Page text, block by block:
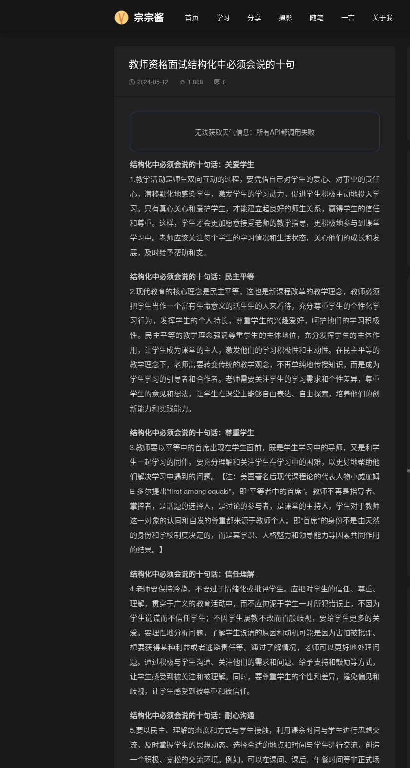
•
宗宗酱 首页 学习 分享 摄影 随笔 一言 关于我
教师资格面试结构化中必须会说的十句
2024-05-12 1,808 0
无法获取天气信息：所有API都调用失败
结构化中必须会说的十句话：关爱学生
1.教学活动是师生双向互动的过程，要凭借自己对学生的爱心、对事业的责任
心，潜移默化地感染学生，激发学生的学习动力，促进学生积极主动地投入学
习。只有真心关心和爱护学生，才能建立起良好的师生关系，赢得学生的信任
和尊重。这样，学生才会更加愿意接受老师的教学指导，更积极地参与到课堂
学习中。老师应该关注每个学生的学习情况和生活状态，关心他们的成长和发
展，及时给予帮助和支。
结构化中必须会说的十句话：民主平等
2.现代教育的核心理念是民主平等，这也是新课程改革的教学理念，教师必须
把学生当作一个富有生命意义的活生生的人来看待，充分尊重学生的个性化学
习行为，发挥学生的个人特长，尊重学生的兴趣爱好，呵护他们的学习积极
性。民主平等的教学理念强调尊重学生的主体地位，充分发挥学生的主体作
用，让学生成为课堂的主人，激发他们的学习积极性和主动性。在民主平等的
教学理念下，老师需要转变传统的教学观念，不再单纯地传授知识，而是成为
学生学习的引导者和合作者。老师需要关注学生的学习需求和个性差异，尊重
学生的意见和想法，让学生在课堂上能够自由表达、自由探索，培养他们的创
新能力和实践能力。
结构化中必须会说的十句话：尊重学生
3.教师要以平等中的首席出现在学生面前，既是学生学习中的导师，又是和学
生一起学习的同伴，要充分理解和关注学生在学习中的困难，以更好地帮助他
们解决学习中遇到的问题。【注：美国著名后现代课程论的代表人物小威廉姆
E·多尔提出”first among equals”，即“平等者中的首席”。教师不再是指导者、
掌控者，是话题的选择人，是讨论的参与者，是课堂的主持人，学生对于教师
这一对象的认同和自发的尊重都来源于教师个人。即“首席”的身份不是由天然
的身份和学校制度决定的，而是其学识、人格魅力和领导能力等因素共同作用
的结果。】
结构化中必须会说的十句话：信任理解
4.老师要保持冷静，不要过于情绪化或批评学生。应把对学生的信任、尊重、
理解，贯穿于广义的教育活动中，而不应拘泥于学生一时所犯错误上，不因为
学生说谎而不信任学生；不因学生屡教不改而百般歧视，要给学生更多的关
爱。要理性地分析问题，了解学生说谎的原因和动机可能是因为害怕被批评、
想要获得某种利益或者逃避责任等。通过了解情况，老师可以更好地处理问
题。通过积极与学生沟通、关注他们的需求和问题、给予支持和鼓励等方式，
让学生感受到被关注和被理解。同时，要尊重学生的个性和差异，避免偏见和
歧视，让学生感受到被尊重和被信任。
结构化中必须会说的十句话：耐心沟通
5.要以民主、理解的态度和方式与学生接触，利用课余时间与学生进行思想交
流，及时掌握学生的思想动态。选择合适的地点和时间与学生进行交流，创造
一个积极、宽松的交流环境。例如，可以在课间、课后、午餐时间等非正式场